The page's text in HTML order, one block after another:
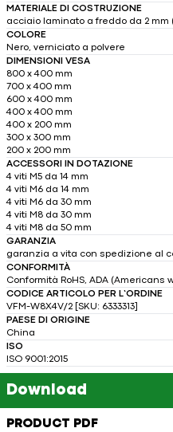
MATERIALE DI COSTRUZIONE
acciaio laminato a freddo da 2 mm
COLORE
Nero, verniciato a polvere
DIMENSIONI VESA
800 x 400 mm
700 x 400 mm
600 x 400 mm
400 x 400 mm
400 x 200 mm
300 x 300 mm
200 x 200 mm
ACCESSORI IN DOTAZIONE
4 viti M5 da 14 mm
4 viti M6 da 14 mm
4 viti M6 da 30 mm
4 viti M8 da 30 mm
4 viti M8 da 50 mm
GARANZIA
garanzia a vita con spedizione al
CONFORMITÀ
Conformità RoHS, ADA (Americans
CODICE ARTICOLO PER L’ORDINE
VFM-W8X4V/2 [SKU: 6333313]
PAESE DI ORIGINE
China
ISO
ISO 9001:2015
Download
PRODUCT PDF